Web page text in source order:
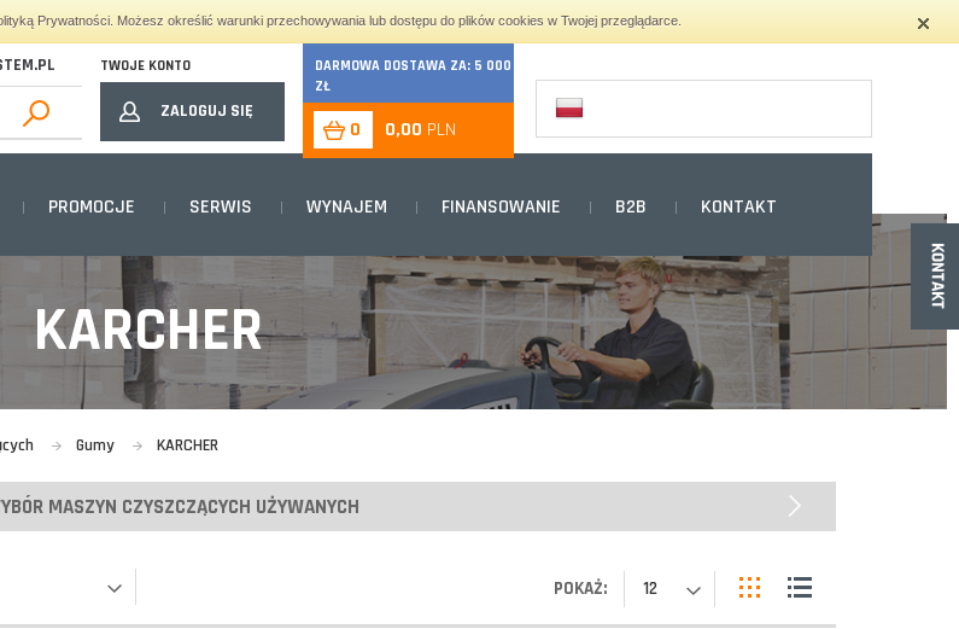
Prywatności. Możesz określić warunki przechowywania lub dostępu do plików cookies w Twojej przeglądarce.
TWOJE KONTO
ZALOGUJ SIĘ
DARMOWA DOSTAWA ZA: 5 000
ZŁ
0 0,00 PLN
PROMOCJE SERWIS WYNAJEM FINANSOWANIE B2B KONTAKT
KARCHER
Gumy KARCHER
MASZYN CZYSZCZĄCYCH UŻYWANYCH
POKAŻ: 12